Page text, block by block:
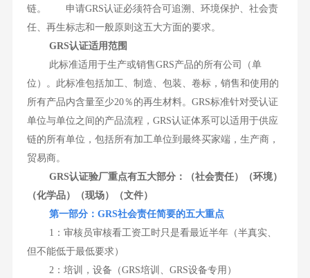
链。 申请GRS认证必须符合可追溯、环境保护、社会责
任、再生标志和一般原则这五大方面的要求。
GRS认证适用范围
此标准适用于生产或销售GRS产品的所有公司（单
位）。此标准包括加工、制造、包装、卷标，销售和使用的
所有产品内含量至少20％的再生材料。GRS标准针对受认证
单位与单位之间的产品流程，GRS认证体系可以适用于供应
链的所有单位，包括所有加工单位到最终买家端，生产商，
贸易商。
GRS认证验厂重点有五大部分：（社会责任）（环境）
（化学品）（现场）（文件）
第一部分：GRS社会责任简要的五大重点
1：审核员审核看工资工时只是看最近半年（半真实、
但不能低于最低要求）
2：培训，设备（GRS培训、GRS设备专用）